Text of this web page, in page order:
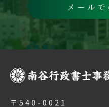
メール
〒540-0021